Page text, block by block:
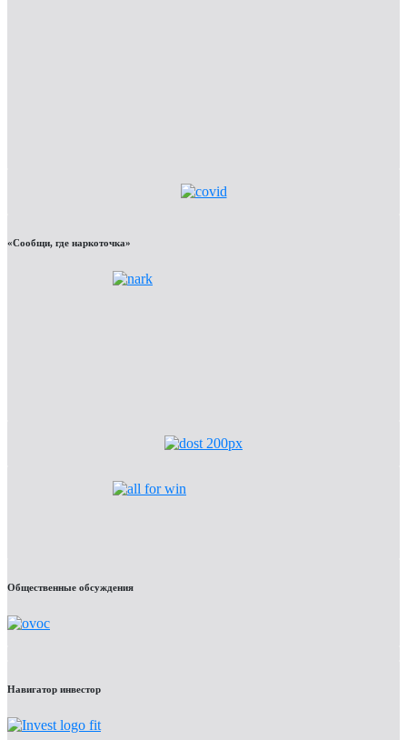
«Сообщи, где наркоточка»
Общественные обсуждения
Навигатор инвестор